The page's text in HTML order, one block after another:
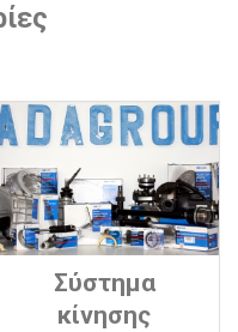
Σύστημα
κίνησης